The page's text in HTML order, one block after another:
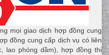
mọi giao dịch hợp đồng cung
đồng cung cấp dịch vụ có liên
lao phóng dầm), hợp đồng thi